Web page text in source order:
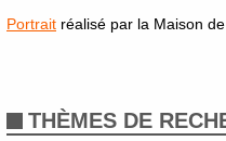
Portrait réalisé par la Maison
THÈMES DE